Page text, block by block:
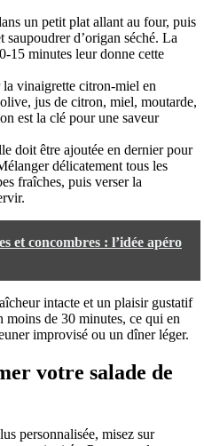
un petit plat allant au four, puis
saupoudrer d’origan séché. La
15 minutes leur donne cette
la vinaigrette citron-miel en
jus de citron, miel, moutarde,
est la clé pour une saveur
doit être ajoutée en dernier pour
délicatement tous les
fraîches, puis verser la
et concombres : l’idée apéro
intacte et un plaisir gustatif
moins de 30 minutes, ce qui en
improvisé ou un dîner léger.
votre salade de
personnalisée, misez sur